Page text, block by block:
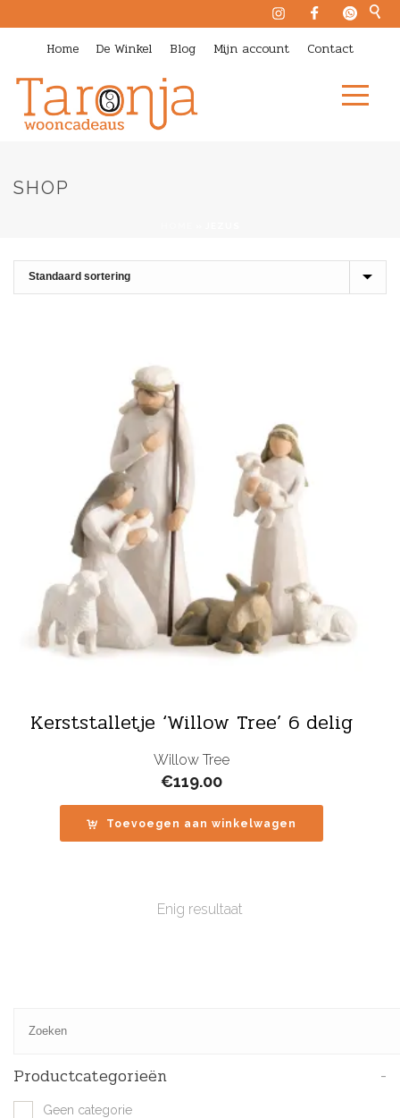
Home De Winkel Blog Mijn account Contact
SHOP
Kerststalletje ‘Willow Tree’ 6 delig
Willow Tree
€119.00
Toevoegen aan winkelwagen
Enig resultaat
Productcategorieën -
Geen categorie